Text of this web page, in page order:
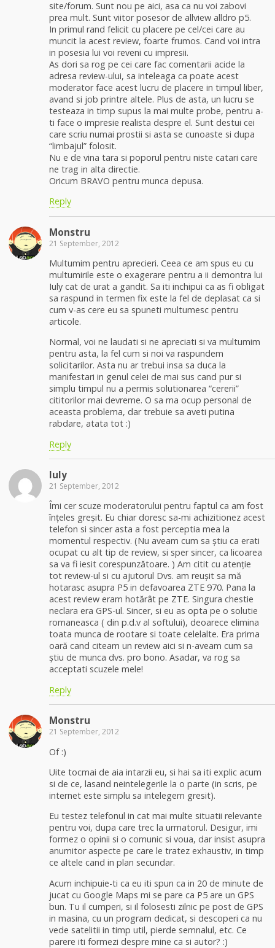
site/forum. Sunt nou pe aici, asa ca nu voi zabovi
prea mult. Sunt viitor posesor de allview alldro p5.
In primul rand felicit cu placere pe cel/cei care au
muncit la acest review, foarte frumos. Cand voi intra
in posesia lui voi reveni cu impresii.
As dori sa rog pe cei care fac comentarii acide la
adresa review-ului, sa inteleaga ca poate acest
moderator face acest lucru de placere in timpul liber,
avand si job printre altele. Plus de asta, un lucru se
testeaza in timp supus la mai multe probe, pentru a-
ti face o impresie realista despre el. Sunt destui cei
care scriu numai prostii si asta se cunoaste si dupa
“limbajul” folosit.
Nu e de vina tara si poporul pentru niste catari care
ne trag in alta directie.
Oricum BRAVO pentru munca depusa.
Reply
Monstru
21 September, 2012
Multumim pentru aprecieri. Ceea ce am spus eu cu
multumirile este o exagerare pentru a ii demontra lui
Iuly cat de urat a gandit. Sa iti inchipui ca as fi obligat
sa raspund in termen fix este la fel de deplasat ca si
cum v-as cere eu sa spuneti multumesc pentru
articole.
Normal, voi ne laudati si ne apreciati si va multumim
pentru asta, la fel cum si noi va raspundem
solicitarilor. Asta nu ar trebui insa sa duca la
manifestari in genul celei de mai sus cand pur si
simplu timpul nu a permis solutionarea “cererii”
cititorilor mai devreme. O sa ma ocup personal de
aceasta problema, dar trebuie sa aveti putina
rabdare, atata tot :)
Reply
Iuly
21 September, 2012
Îmi cer scuze moderatorului pentru faptul ca am fost
înțeles greșit. Eu chiar doresc sa-mi achizitionez acest
telefon si sincer asta a fost perceptia mea la
momentul respectiv. (Nu aveam cum sa știu ca erati
ocupat cu alt tip de review, si sper sincer, ca licoarea
sa va fi iesit corespunzătoare. ) Am citit cu atenție
tot review-ul si cu ajutorul Dvs. am reușit sa mă
hotarasc asupra P5 in defavoarea ZTE 970. Pana la
acest review eram hotărât pe ZTE. Singura chestie
neclara era GPS-ul. Sincer, si eu as opta pe o solutie
romaneasca ( din p.d.v al softului), deoarece elimina
toata munca de rootare si toate celelalte. Era prima
oară cand citeam un review aici si n-aveam cum sa
știu de munca dvs. pro bono. Asadar, va rog sa
acceptati scuzele mele!
Reply
Monstru
21 September, 2012
Of :)
Uite tocmai de aia intarzii eu, si hai sa iti explic acum
si de ce, lasand neintelegerile la o parte (in scris, pe
internet este simplu sa intelegem gresit).
Eu testez telefonul in cat mai multe situatii relevante
pentru voi, dupa care trec la urmatorul. Desigur, imi
formez o opinii si o comunic si voua, dar insist asupra
anumitor aspecte pe care le tratez exhaustiv, in timp
ce altele cand in plan secundar.
Acum inchipuie-ti ca eu iti spun ca in 20 de minute de
jucat cu Google Maps mi se pare ca P5 are un GPS
bun. Tu il cumperi, si il folosesti zilnic pe post de GPS
in masina, cu un program dedicat, si descoperi ca nu
vede satelitii in timp util, pierde semnalul, etc. Ce
parere iti formezi despre mine ca si autor? :)